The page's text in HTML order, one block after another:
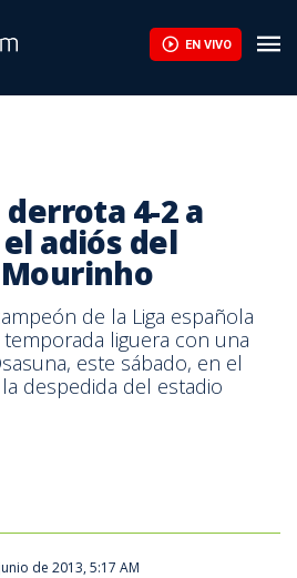
EN VIVO
4-2 a
adiós del
de la Liga española
liguera con una
este sábado, en el
despedida del estadio
de 2013, 5:17 AM